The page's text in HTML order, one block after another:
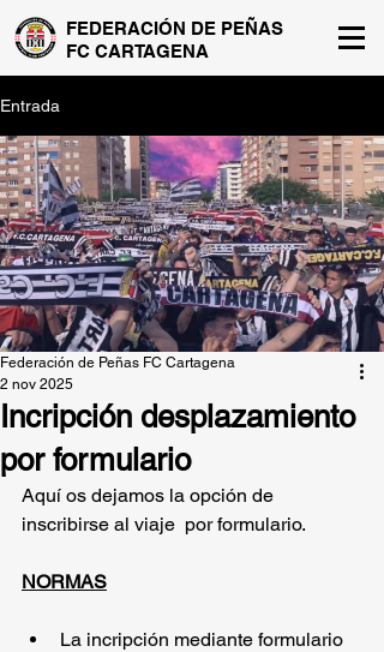
FEDERACIÓN DE PEÑAS
FC CARTAGENA
Entrada
Incripción desplazamiento
por formulario
Federación de Peñas FC Cartagena
2 nov 2025
Aquí os dejamos la opción de
inscribirse al viaje  por formulario.
NORMAS
La incripción mediante formulario